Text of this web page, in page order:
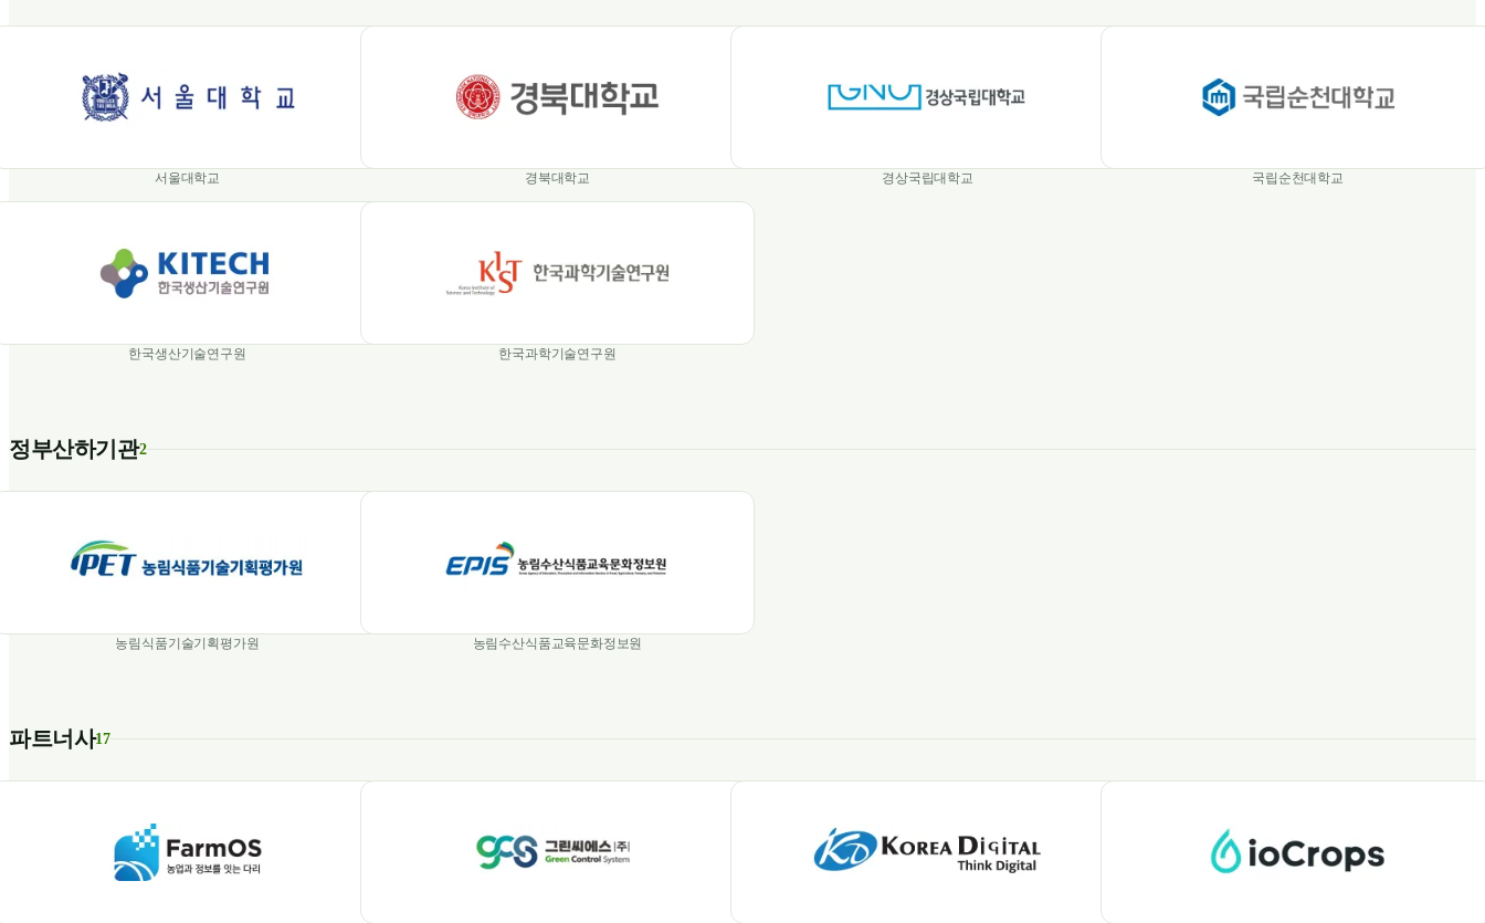
서울대학교 경북대학교 경상국립대학교 국립순천대학교
한국생산기술연구원 한국과학기술연구원
정부산하기관2
농림식품기술기획평가원 농림수산식품교육문화정보원
파트너사17